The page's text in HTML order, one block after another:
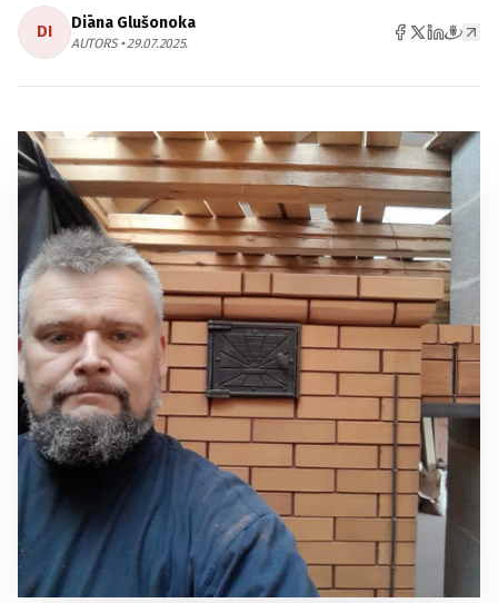
DI Diāna Glušonoka
AUTORS • 29.07.2025.